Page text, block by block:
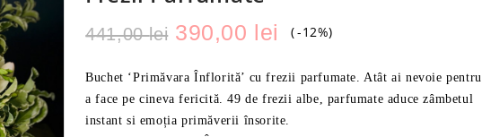
-12%
441,00lei 390,00 lei
Buchet ‘Primăvara Înflorită’ cu frezii parfumate. Atât ai nevoie pentru
a face pe cineva fericită. 49 de frezii albe, parfumate aduce zâmbetul
instant si emoția primăverii însorite.